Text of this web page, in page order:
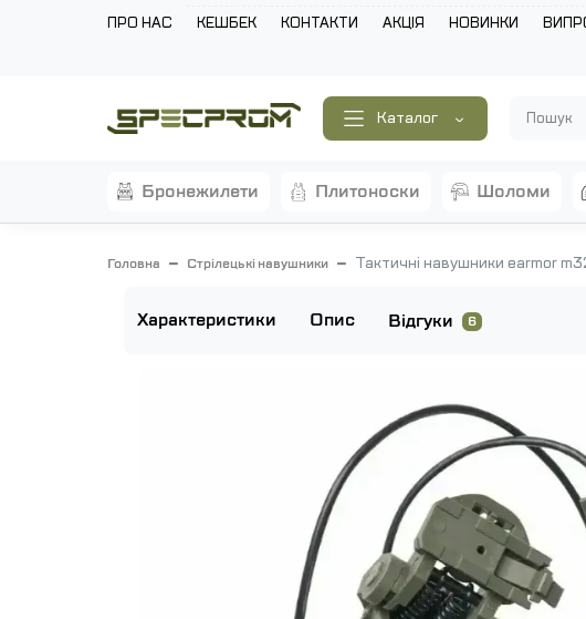
ПРО НАС КЕШБЕК КОНТАКТИ АКЦІЯ НОВИНКИ
Каталог
бронежилети плитоноски шоломи
Головна Стрілецькі навушники Тактичні навушники earmor
Характеристики Опис Відгуки 6